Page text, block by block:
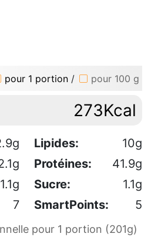
pour 1 portion / pour 100 g
273Kcal
Lipides:
10g
Protéines:
41.9g
1.1g Sucre:
1.1g
7 SmartPoints: 5
pour 1 portion (201g)